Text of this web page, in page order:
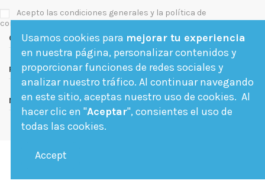
Acepto las condiciones generales y la política de
confidencialidad
Contact us
Follow us
Newsletter
Usamos cookies para mejorar tu experiencia
en nuestra página, personalizar contenidos y
proporcionar funciones de redes sociales y
analizar nuestro tráfico. Al continuar navegando
en este sitio, aceptas nuestro uso de cookies. Al
hacer clic en "Aceptar", consientes el uso de
todas las cookies.
Accept